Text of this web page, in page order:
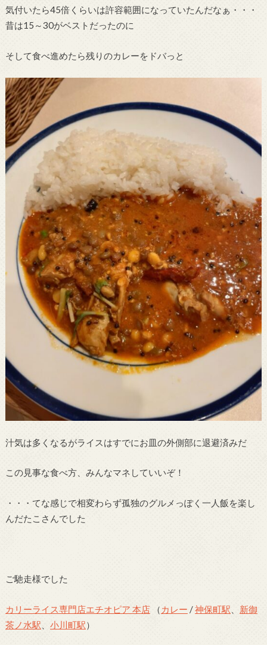
気付いたら45倍くらいは許容範囲になっていたんだなぁ・・・
昔は15～30がベストだったのに
そして食べ進めたら残りのカレーをドバっと
汁気は多くなるがライスはすでにお皿の外側部に退避済みだ
この見事な食べ方、みんなマネしていいぞ！
・・・てな感じで相変わらず孤独のグルメっぽく一人飯を楽し
んだたこさんでした
ご馳走様でした
カリーライス専門店エチオピア 本店（ カレー /神保町駅
新御
茶ノ水駅
小川町駅）